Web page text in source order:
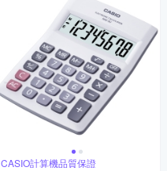
CASIO計算機品質保證